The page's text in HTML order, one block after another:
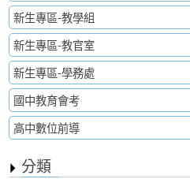
新生專區-教學組
新生專區-教官室
新生專區-學務處
國中教育會考
高中數位前導
分類